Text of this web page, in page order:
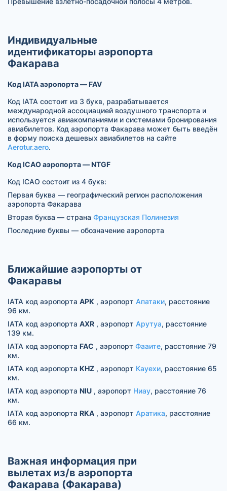
Индивидуальные
идентификаторы аэропорта
Факарава
Код IATA аэропорта — FAV
Код IATA состоит из 3 букв, разрабатывается
международной ассоциацией воздушного транспорта и
используется авиакомпаниями и системами бронирования
авиабилетов. Код аэропорта Факарава может быть введён
в форму поиска дешевых авиабилетов на сайте
Aerotur.aero.
Код ICAO аэропорта — NTGF
Код ICAO состоит из 4 букв:
Первая буква — географический регион расположения
аэропорта Факарава
Вторая буква — страна Французская Полинезия
Последние буквы — обозначение аэропорта
Ближайшие аэропорты от
Факаравы
IATA код аэропорта APK , аэропорт Апатаки, расстояние
96 км.
IATA код аэропорта AXR , аэропорт Арутуа, расстояние
139 км.
IATA код аэропорта FAC , аэропорт Фааите, расстояние 79
км.
IATA код аэропорта KHZ , аэропорт Кауехи, расстояние 65
км.
IATA код аэропорта NIU , аэропорт Ниау, расстояние 76
км.
IATA код аэропорта RKA , аэропорт Аратика, расстояние
66 км.
Важная информация при
вылетах из/в аэропорта
Факарава (Факарава)